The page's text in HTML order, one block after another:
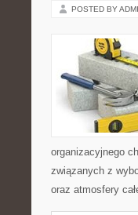
POSTED BY
organizacyjnego
związanych z
oraz atmosfery